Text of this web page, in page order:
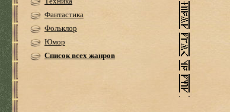
Фантастика
Фольклор
Юмор
Список всех жанров